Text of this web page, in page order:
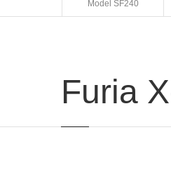
Model SF240
Furia